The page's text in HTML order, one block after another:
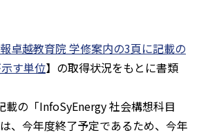
卓越教育院 学修案内の3頁に記載の
す単位】の取得状況をもとに書類
載の「InfoSyEnergy 社会構想科目
、今年度終了予定であるため、今年